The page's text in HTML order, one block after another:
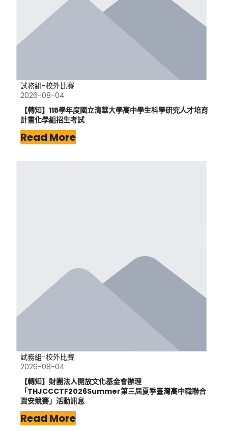
試務組-校外比賽
2026-08-04
【轉知】115學年度國立清華大學高中學生科學研究人才培育
計畫化學組招生考試
Read More
試務組-校外比賽
2026-08-04
【轉知】財團法人開放文化基金會辦理
「THJCCCTF2026Summer第三屆夏季臺灣高中職聯合
資安競賽」活動訊息
Read More